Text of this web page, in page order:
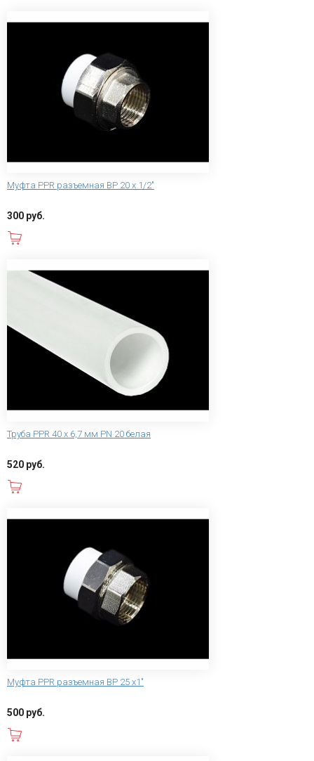
Муфта PPR разъемная ВР 20 х 1/2"
300 руб.
Труба PPR 40 х 6,7 мм PN 20 белая
520 руб.
Муфта PPR разъемная ВР 25 х1"
500 руб.